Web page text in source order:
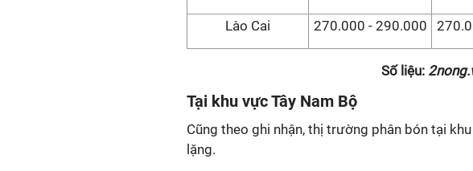
Lào Cai 270.000 - 290.000
Số liệu:
Tại khu vực Tây Nam Bộ
Cũng theo ghi nhận, thị trường phân bón tại
lặng.